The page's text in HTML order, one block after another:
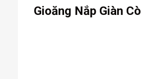
Gioăng Nắp Giàn Cò